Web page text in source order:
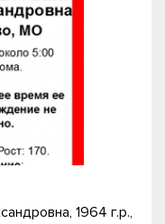
1964 г.р.,